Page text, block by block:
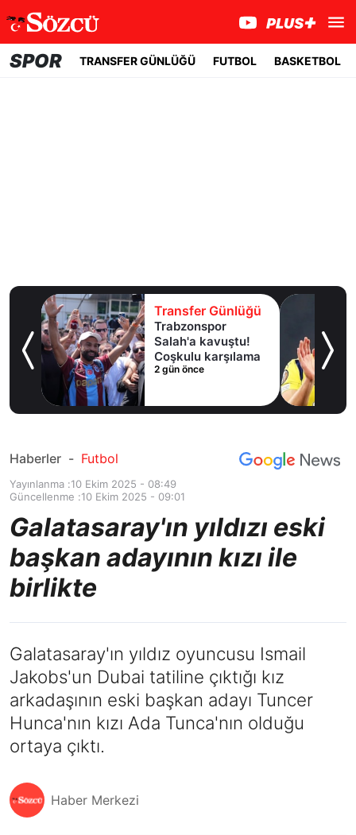
SPOR TRANSFER GÜNLÜĞÜ FUTBOL BASKETBOL
Transfer Günlüğü
Trabzonspor
Salah'a kavuştu!
Coşkulu karşılama
2 gün önce
Haberler - Futbol
Yayınlanma :10 Ekim 2025 - 08:49
Güncellenme :10 Ekim 2025 - 09:01
Galatasaray'ın yıldızı eski
başkan adayının kızı ile
birlikte
Galatasaray'ın yıldız oyuncusu Ismail
Jakobs'un Dubai tatiline çıktığı kız
arkadaşının eski başkan adayı Tuncer
Hunca'nın kızı Ada Tunca'nın olduğu
ortaya çıktı.
Haber Merkezi